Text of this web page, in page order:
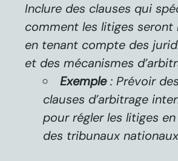
Inclure des clauses qui
comment les litiges seront
en tenant compte des
et des mécanismes
Exemple: Prévoir des
clauses d’arbitrage
pour régler les litiges
des tribunaux